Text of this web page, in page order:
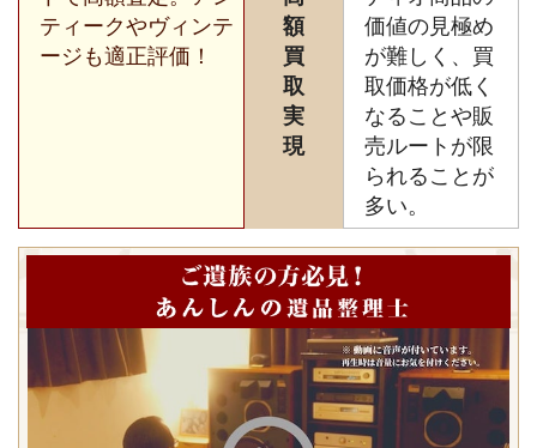
ティークやヴィンテ
ージも適正評価！
額
買
取
実
現
価値の見極め
が難しく、買
取価格が低く
なることや販
売ルートが限
られることが
多い。